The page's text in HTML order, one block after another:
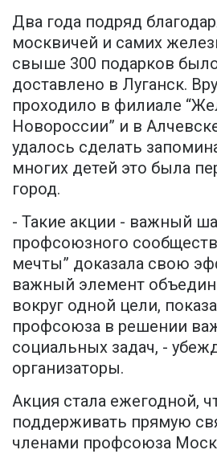
Два года подряд
москвичей и самих
свыше 300 подарков
доставлено в Луганск.
проходило в филиале
Новороссии” и в
удалось сделать
многих детей это была
город.
- Такие акции - важный
профсоюзного
мечты” доказала свою
важный элемент
вокруг одной цели,
профсоюза в решении
социальных задач, -
организаторы.
Акция стала ежегодной,
поддерживать прямую
членами профсоюза